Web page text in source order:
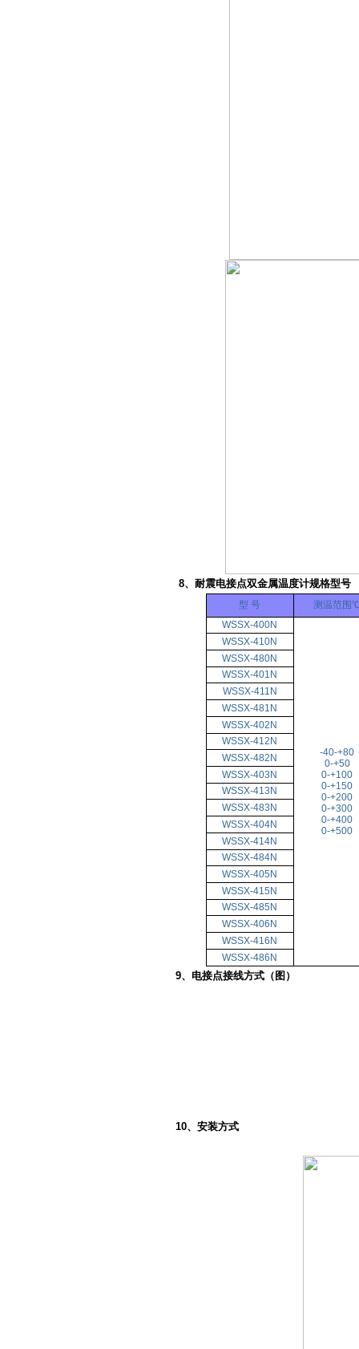
8、耐震电接点双金属温度计规格型号
型 号
测温范围
WSSX-400N
-40-+80
0-+50
0-+100
0-+150
0-+200
0-+300
0-+400
0-+500
WSSX-410N
WSSX-480N
WSSX-401N
WSSX-411N
WSSX-481N
WSSX-402N
WSSX-412N
WSSX-482N
WSSX-403N
WSSX-413N
WSSX-483N
WSSX-404N
WSSX-414N
WSSX-484N
WSSX-405N
WSSX-415N
WSSX-485N
WSSX-406N
WSSX-416N
WSSX-486N
9、电接点接线方式（图）
10、安装方式